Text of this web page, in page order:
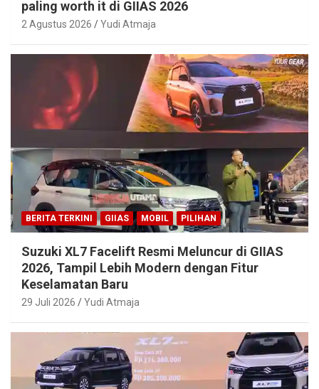
paling worth it di GIIAS 2026
2 Agustus 2026 Yudi Atmaja
BERITA TERKINI GIIAS MOBIL PILIHAN
Suzuki XL7 Facelift Resmi Meluncur di GIIAS
2026, Tampil Lebih Modern dengan Fitur
Keselamatan Baru
29 Juli 2026 Yudi Atmaja